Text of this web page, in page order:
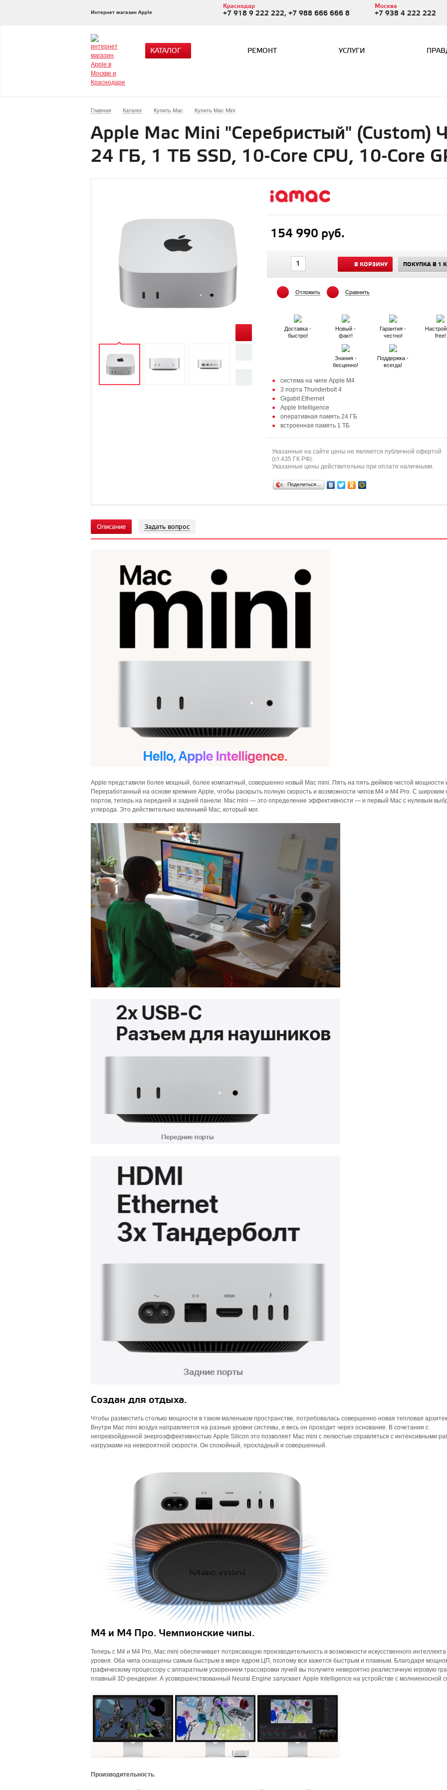
Интернет магазин Apple
Краснодар
+7 918 9 222 222, +7 988 666 666 8
Москва
+7 938 4 222 222
КАТАЛОГ РЕМОНТ УСЛУГИ
Главная Каталог Купить Mac Купить Mac Mini
Apple Mac Mini "Серебристый" (Custom)
24 ГБ, 1 ТБ SSD, 10-Core CPU, 10-Core
154 990 руб.
В КОРЗИНУ ПОКУПКА В 1
Отложить Сравнить
Доставка -
быстро!
Новый -
факт!
Гарантия -
честно!
free!
Знания -
бесценно!
Поддержка -
всегда!
система на чипе Apple M4
3 порта Thunderbolt 4
Gigabit Ethernet
Apple Intelligence
оперативная память 24 ГБ
встроенная память 1 ТБ
Указанные на сайте цены не являются публичной офертой
(ст.435 ГК РФ).
Указанные цены действительны при оплате наличными.
Поделиться…
Описание Задать вопрос
Apple представили более мощный, более компактный, совершенно новый Mac mini. Пять на пять дюймов чистой мощности
Переработанный на основе кремния Apple, чтобы раскрыть полную скорость и возможности чипов M4 и M4 Pro. С широким
портов, теперь на передней и задней панели. Mac mini — это определение эффективности — и первый Mac с нулевым
углерода. Это действительно маленький Mac, который мог.
Создан для отдыха.
Чтобы разместить столько мощности в таком маленьком пространстве, потребовалась совершенно новая тепловая
Внутри Mac mini воздух направляется на разные уровни системы, и весь он проходит через основание. В сочетании с
непревзойденной энергоэффективностью Apple Silicon это позволяет Mac mini с легкостью справляться с интенсивными
нагрузками на невероятной скорости. Он спокойный, прохладный и совершенный.
М4 и М4 Про. Чемпионские чипы.
Теперь с M4 и M4 Pro, Mac mini обеспечивает потрясающую производительность и возможности искусственного интеллекта
уровня. Оба чипа оснащены самым быстрым в мире ядром ЦП, поэтому все кажется быстрым и плавным. Благодаря
графическому процессору с аппаратным ускорением трассировки лучей вы получите невероятно реалистичную игровую
плавный 3D-рендеринг. А усовершенствованный Neural Engine запускает Apple Intelligence на устройстве с молниеносной
Производительность.